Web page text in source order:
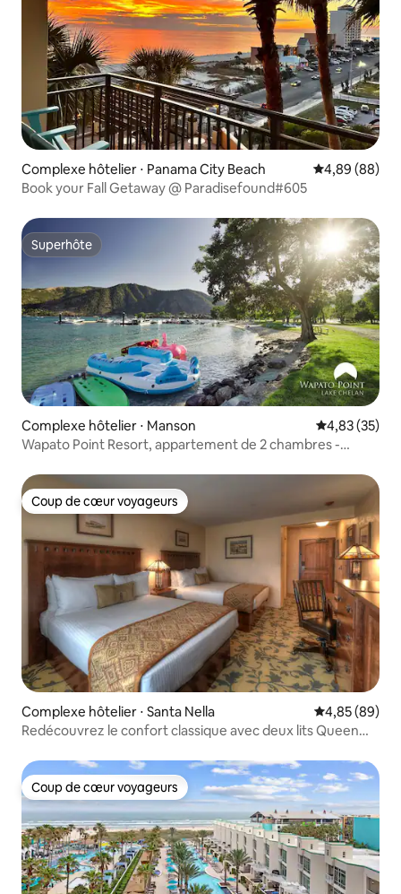
Complexe hôtelier ⋅ Panama City Beach Évaluation
4,89 (88)
Book your Fall Getaway @ Paradisefound#605
Superhôte
Superhôte
Complexe hôtelier ⋅ Manson Évaluation
4,83 (35)
Wapato Point Resort, appartement de 2 chambres -
Coup de cœur voyageurs
Coup de cœur voyageurs
Complexe hôtelier ⋅ Santa Nella Évaluation
4,85 (89)
Redécouvrez le confort classique avec deux lits Queen
Coup de cœur voyageurs
Coup de cœur voyageurs